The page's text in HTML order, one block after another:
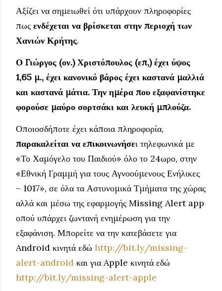
Αξίζει να σημειωθεί ότι υπάρχουν πληροφορίες
πως ενδέχεται να βρίσκεται στην περιοχή των
Χανιών Κρήτης.
Ο Γιώργος (ον.) Χριστόπουλος (επ,) έχει ύψος
1,65 μ., έχει κανονικό βάρος έχει καστανά μαλλιά
και καστανά μάτια. Την ημέρα που εξαφανίστηκε
φορούσε μαύρο σορτσάκι και λευκή μπλούζα.
Οποιοσδήποτε έχει κάποια πληροφορία,
παρακαλείται να επικοινωνήσει τηλεφωνικά με
«Το Χαμόγελο του Παιδιού» όλο το 24ωρο, στην
«Εθνική Γραμμή για τους Αγνοούμενους Ενήλικες
– 1017», σε όλα τα Αστυνομικά Τμήματα της χώρας
αλλά και μέσω της εφαρμογής Missing Alert app
οπού υπάρχει ζωντανή ενημέρωση για την
εξαφάνιση. Μπορείτε να την κατεβάσετε για
Android κινητά εδώ http://bit.ly/missing-
alert-android και για Apple κινητά εδώ
http://bit.ly/missing-alert-apple